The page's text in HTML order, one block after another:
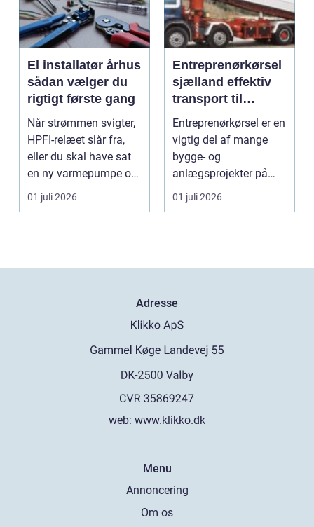
El installatør århus
sådan vælger du
rigtigt første gang
Når strømmen svigter,
HPFI-relæet slår fra,
eller du skal have sat
en ny varmepumpe op,
er en profes...
01 juli 2026
Entreprenørkørsel
sjælland effektiv
transport til
bygge- og
anlægsopgaver
Entreprenørkørsel er en
vigtig del af mange
bygge- og
anlægsprojekter på
Sjælland. Når jord skal
fly...
01 juli 2026
Adresse
web: www.klikko.dk
Menu
Annoncering
Om os